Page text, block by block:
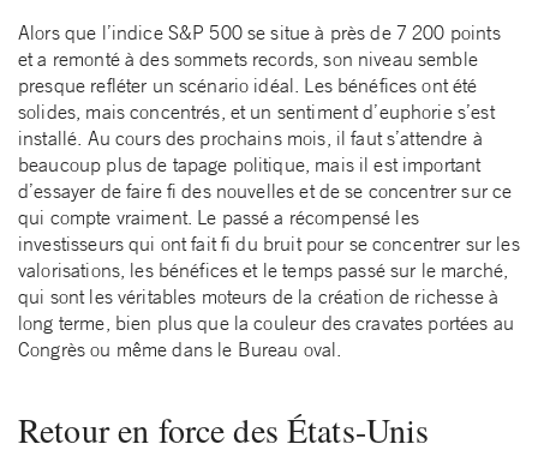
Alors que l’indice S&P 500 se situe à près de 7 200 points
et a remonté à des sommets records, son niveau semble
presque refléter un scénario idéal. Les bénéfices ont été
solides, mais concentrés, et un sentiment d’euphorie s’est
installé. Au cours des prochains mois, il faut s’attendre à
beaucoup plus de tapage politique, mais il est important
d’essayer de faire fi des nouvelles et de se concentrer sur ce
qui compte vraiment. Le passé a récompensé les
investisseurs qui ont fait fi du bruit pour se concentrer sur les
valorisations, les bénéfices et le temps passé sur le marché,
qui sont les véritables moteurs de la création de richesse à
long terme, bien plus que la couleur des cravates portées au
Congrès ou même dans le Bureau oval.
Retour en force des États-Unis